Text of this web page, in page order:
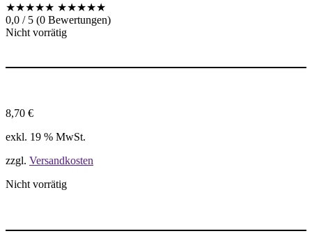
★★★★★ ★★★★★
0,0 / 5 (0 Bewertungen)
Nicht vorrätig
8,70 €
exkl. 19 % MwSt.
zzgl. Versandkosten
Nicht vorrätig